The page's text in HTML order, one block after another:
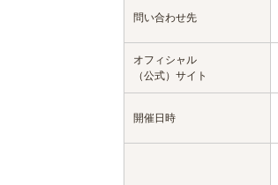
問い合わせ先
オフィシャル
（公式）サイト
開催日時